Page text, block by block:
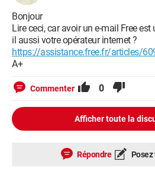
Bonjour
Lire ceci, car avoir un e-mail Free
il aussi votre opérateur internet ?
https://assistance.free.fr/articles/
A+
Commenter 0
Afficher toute la
Répondre